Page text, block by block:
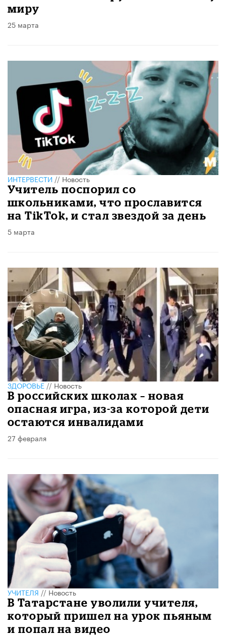
миру
25 марта
ИНТЕРВЕСТИ//Новость
Учитель поспорил со
школьниками, что прославится
на TikTok, и стал звездой за день
5 марта
ЗДОРОВЬЕ//Новость
В российских школах – новая
опасная игра, из-за которой дети
остаются инвалидами
27 февраля
УЧИТЕЛЯ//Новость
В Татарстане уволили учителя,
который пришел на урок пьяным
и попал на видео